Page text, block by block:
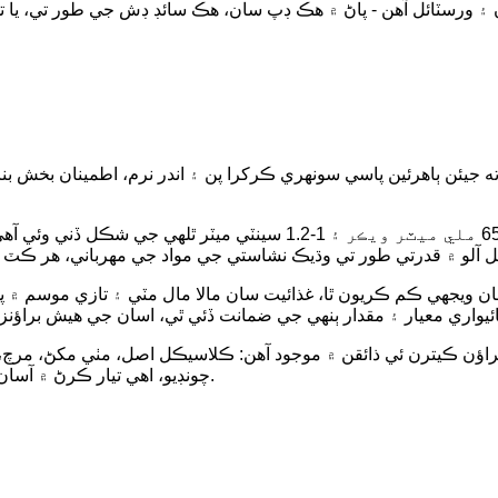
جيئن ٻاهرئين پاسي سونهري ڪرکرا پن ۽ اندر نرم، اطمينان
سان ويجهي ڪم ڪريون ٿا، غذائيت سان مالا مال مٽي ۽ تازي
ڪيترن ئي ذائقن ۾ موجود آهن: ڪلاسيڪل اصل، مٺي مکڻ،
چونڊيو، اهي تيار ڪرڻ ۾ آسان، مسلسل لذيذ، ۽ گراهڪن کي خوش ڪرڻ جي پڪ آهن.